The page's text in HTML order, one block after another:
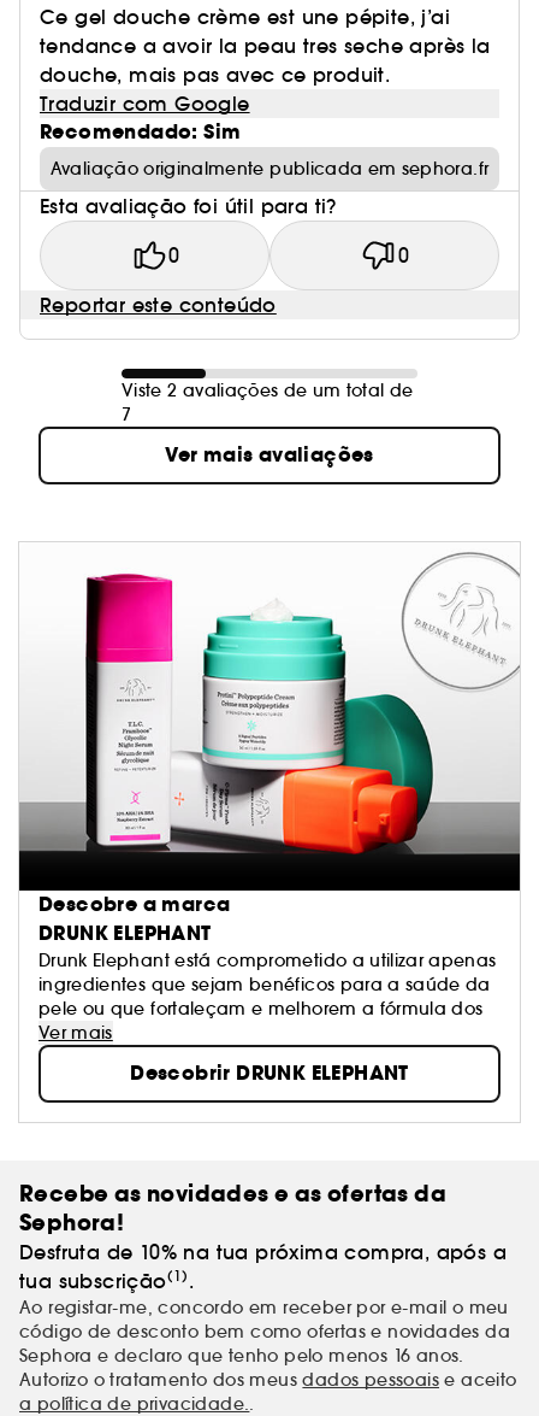
Ce gel douche crème est une pépite, j’ai
tendance a avoir la peau tres seche après la
douche, mais pas avec ce produit.
Traduzir com Google
Recomendado: Sim
Avaliação originalmente publicada em sephora.fr
Esta avaliação foi útil para ti?
0 0
Reportar este conteúdo
Viste 2 avaliações de um total de
7
Ver mais avaliações
Descobre a marca
DRUNK ELEPHANT
Drunk Elephant está comprometido a utilizar apenas
ingredientes que sejam benéficos para a saúde da
pele ou que fortaleçam e melhorem a fórmula dos
Ver mais
Descobrir DRUNK ELEPHANT
Recebe as novidades e as ofertas da
Sephora!
Desfruta de 10% na tua próxima compra, após a
tua subscrição(1) .
Ao registar-me, concordo em receber por e-mail o meu
código de desconto bem como ofertas e novidades da
Sephora e declaro que tenho pelo menos 16 anos.
Autorizo o tratamento dos meusdados pessoais e aceito
a política de privacidade.